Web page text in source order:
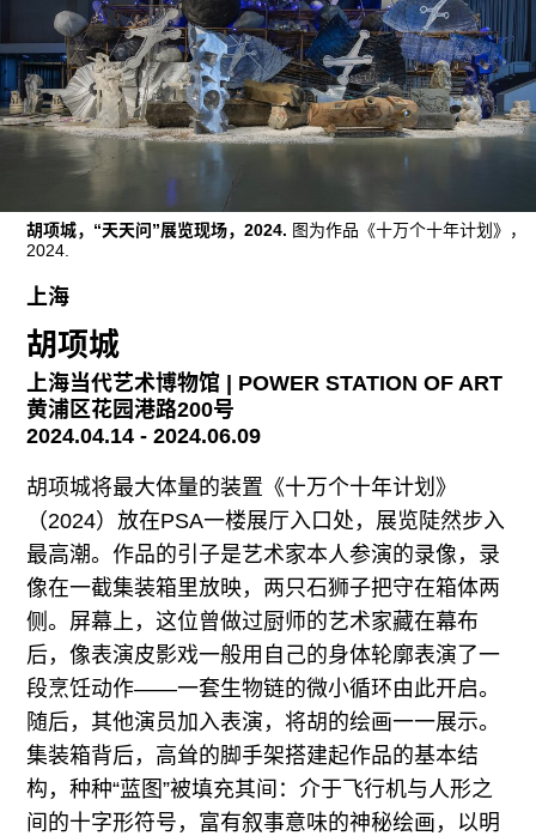
ART & EDUCATION
广告
订阅
往期内容
联系我们
关注我们
胡项城，“天天问”展览现场，2024. 图为作品《十万个十年计划》，
2024.
上海
胡项城
上海当代艺术博物馆 | POWER STATION OF ART
黄浦区花园港路200号
2024.04.14 - 2024.06.09
胡项城将最大体量的装置《十万个十年计划》
（2024）放在PSA一楼展厅入口处，展览陡然步入
最高潮。作品的引子是艺术家本人参演的录像，录
像在一截集装箱里放映，两只石狮子把守在箱体两
侧。屏幕上，这位曾做过厨师的艺术家藏在幕布
后，像表演皮影戏一般用自己的身体轮廓表演了一
段烹饪动作——一套生物链的微小循环由此开启。
随后，其他演员加入表演，将胡的绘画一一展示。
集装箱背后，高耸的脚手架搭建起作品的基本结
构，种种“蓝图”被填充其间：介于飞行机与人形之
间的十字形符号，富有叙事意味的神秘绘画，以明